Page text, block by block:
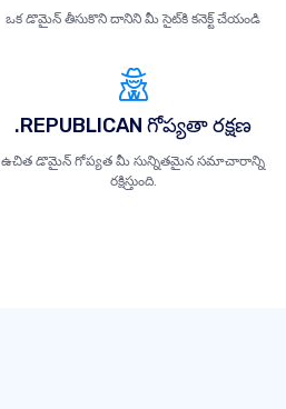
ఒక డొమైన్ తీసుకొని దానిని మీ సైట్‌కి కనెక్ట్ చేయండి
.REPUBLICAN గోప్యతా రక్షణ
ఉచిత డొమైన్ గోప్యత మీ సున్నితమైన సమాచారాన్ని
రక్షిస్తుంది.